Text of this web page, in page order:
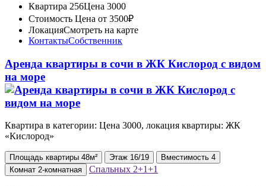
Квартира 256Цена 3000
Стоимость Цена от 3500₽
ЛокацияСмотреть на карте
КонтактыСобственник
Аренда квартиры в сочи в ЖК Кислород с видом
на море
Квартира в категории: Цена 3000, локация квартиры: ЖК
«Кислород»
Площадь квартиры 48м² Этаж 16/19 Вместимость 4
Комнат 2-комнатная Спальных 2+1+1